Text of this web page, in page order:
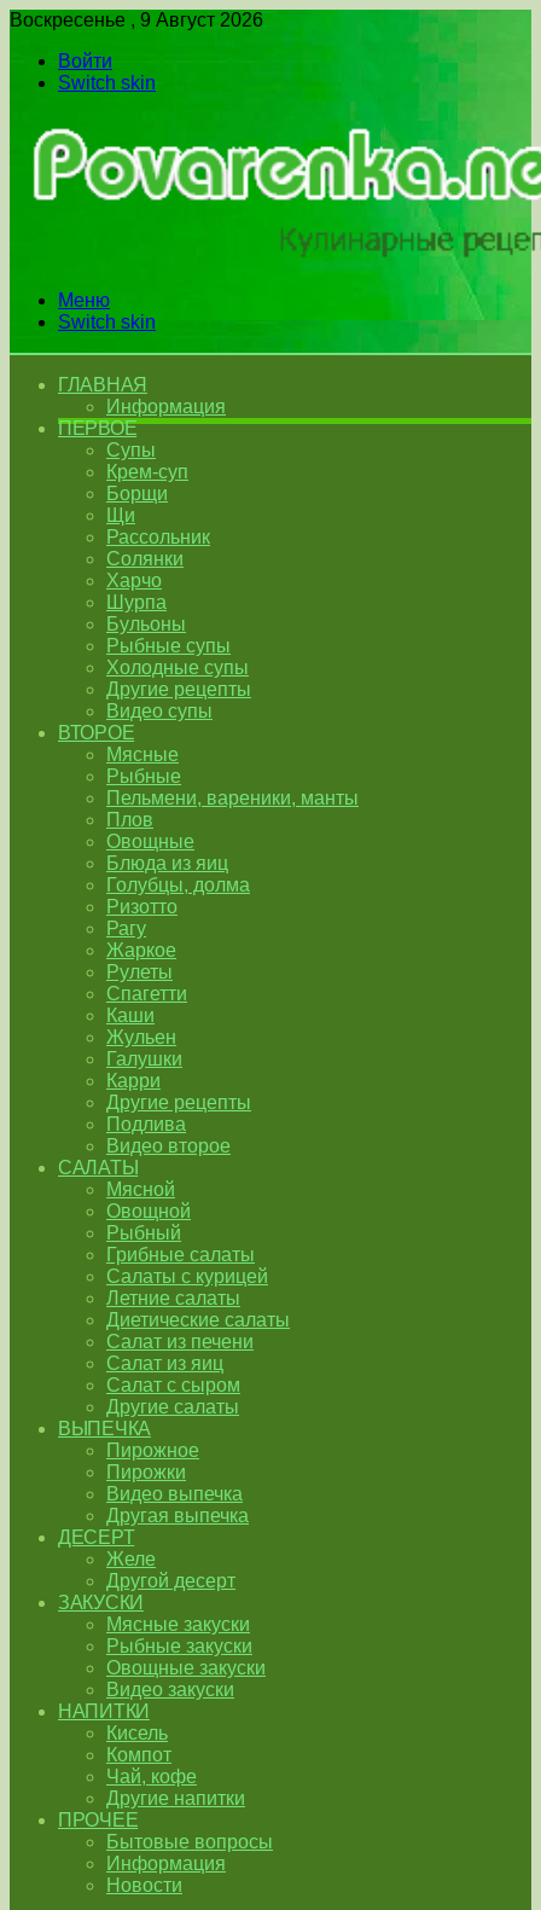
Воскресенье , 9 Август 2026
Войти
Switch skin
Меню
Switch skin
ГЛАВНАЯ
Информация
ПЕРВОЕ
Супы
Крем-суп
Борщи
Щи
Рассольник
Солянки
Харчо
Шурпа
Бульоны
Рыбные супы
Холодные супы
Другие рецепты
Видео супы
ВТОРОЕ
Мясные
Рыбные
Пельмени, вареники, манты
Плов
Овощные
Блюда из яиц
Голубцы, долма
Ризотто
Рагу
Жаркое
Рулеты
Спагетти
Каши
Жульен
Галушки
Карри
Другие рецепты
Подлива
Видео второе
САЛАТЫ
Мясной
Овощной
Рыбный
Грибные салаты
Салаты с курицей
Летние салаты
Диетические салаты
Салат из печени
Салат из яиц
Салат с сыром
Другие салаты
ВЫПЕЧКА
Пирожное
Пирожки
Видео выпечка
Другая выпечка
ДЕСЕРТ
Желе
Другой десерт
ЗАКУСКИ
Мясные закуски
Рыбные закуски
Овощные закуски
Видео закуски
НАПИТКИ
Кисель
Компот
Чай, кофе
Другие напитки
ПРОЧЕЕ
Бытовые вопросы
Информация
Новости